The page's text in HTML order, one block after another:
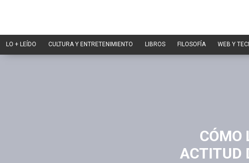
LO + LEÍDO CULTURA Y ENTRETENIMIENTO LIBROS FILOSOFÍA WEB Y
CÓMO
ACTITUD